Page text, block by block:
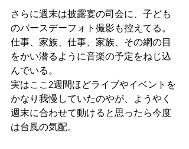
さらに週末は披露宴の司会に、子ども
のバースデーフォト撮影も控えてる。
仕事、家族、仕事、家族、その網の目
をかい潜るように音楽の予定をねじ込
んでいる。
実はここ2週間ほどライブやイベントを
かなり我慢していたのやが、ようやく
週末に合わせて動けると思ったら今度
は台風の気配。